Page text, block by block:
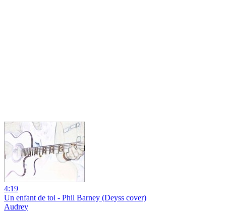
4:19
Un enfant de toi - Phil Barney (Deyss cover)
Audrey